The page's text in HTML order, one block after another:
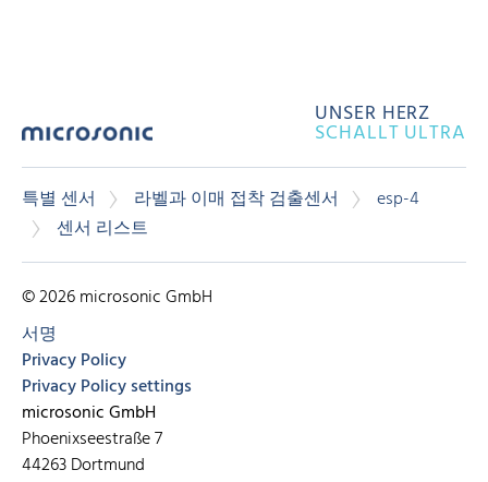
UNSER HERZ
SCHALLT ULTRA
특별 센서 라벨과 이매 접착 검출센서
esp-4
센서 리스트
© 2026 microsonic GmbH
서명
Privacy Policy
Privacy Policy settings
microsonic GmbH
Phoenixseestraße 7
44263 Dortmund